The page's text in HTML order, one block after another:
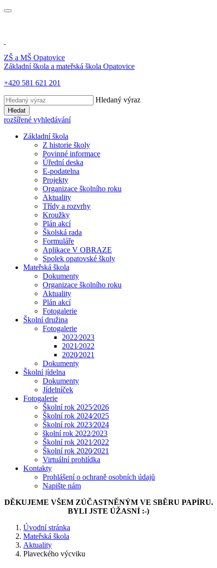
ZŠ a MŠ Opatovice
Základní škola a mateřská škola Opatovice
+420 581 621 201
Hledaný výraz
Hledat
rozšířené vyhledávání
Základní škola
Z historie školy
Povinné informace
Úřední deska
E-podatelna
Projekty
Organizace školního roku
Aktuality
Třídy a rozvrhy
Kroužky
Plán akcí
Školská rada
Formuláře
Aplikace V OBRAZE
Spolek opatovské školy
Mateřská škola
Dokumenty
Organizace školního roku
Aktuality
Plán akcí
Fotogalerie
Školní družina
Fotogalerie
2022⁄2023
2021⁄2022
2020⁄2021
Dokumenty
Školní jídelna
Dokumenty
Jídelníček
Fotogalerie
Školní rok 2025⁄2026
Školní rok 2024⁄2025
Školní rok 2023⁄2024
školní rok 2022⁄2023
Školní rok 2021⁄2022
Školní rok 2020⁄2021
Virtuální prohlídka
Kontakty
Prohlášení o ochraně osobních údajů
Napište nám
DĚKUJEME VŠEM ZÚČASTNĚNÝM VE SBĚRU PAPÍRU.
BYLI JSTE ÚŽASNÍ :-)
Úvodní stránka
Mateřská škola
Aktuality
Plaveckého výcviku